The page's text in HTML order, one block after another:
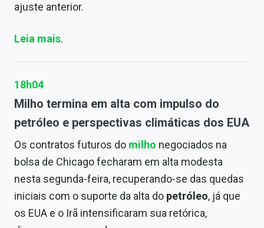
ajuste anterior.
Leia mais.
18h04
Milho termina em alta com impulso do
petróleo e perspectivas climáticas dos EUA
Os contratos futuros do milho negociados na
bolsa de Chicago fecharam em alta modesta
nesta segunda-feira, recuperando-se das quedas
iniciais com o suporte da alta do petróleo, já que
os EUA e o Irã intensificaram sua retórica,